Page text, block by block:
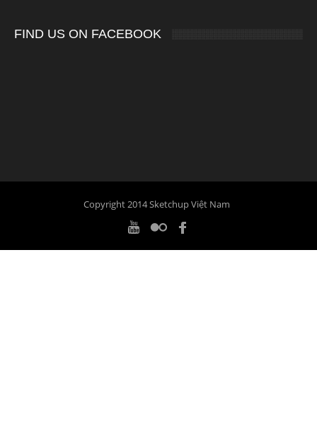
FIND US ON FACEBOOK
Copyright 2014 Sketchup Việt Nam